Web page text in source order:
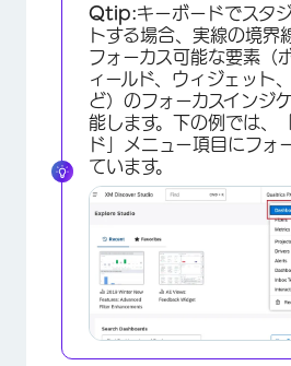
カスタム数学メトリック数式ビ
カット
Qtip:キーボードでスタ
トする場合、実線の境界
フォーカス可能な要素（
ィールド、ウィジェット
ど）のフォーカスインジ
能します。下の例では、
ド」メニュー項目にフォ
ています。